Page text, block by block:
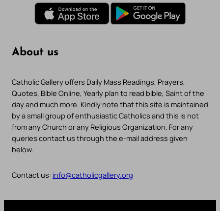
About us
Catholic Gallery offers Daily Mass Readings, Prayers,
Quotes, Bible Online, Yearly plan to read bible, Saint of the
day and much more. Kindly note that this site is maintained
by a small group of enthusiastic Catholics and this is not
from any Church or any Religious Organization. For any
queries contact us through the e-mail address given
below.
Contact us: info@catholicgallery.org